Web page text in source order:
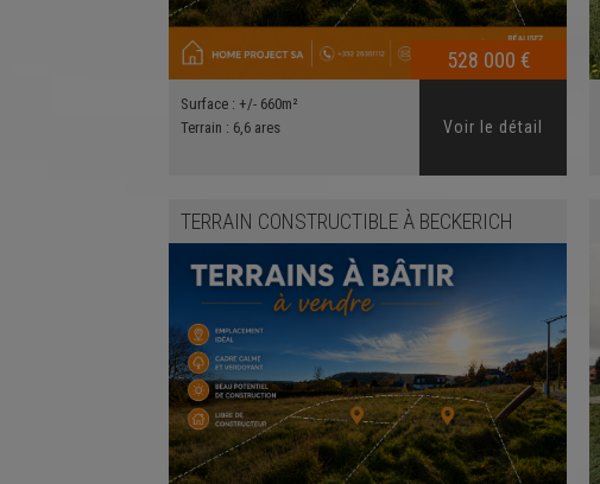
Surface : +/- 660m²
Terrain : 6,6 ares
528 000 €
Voir le détail
TERRAIN CONSTRUCTIBLE À BECKERICH